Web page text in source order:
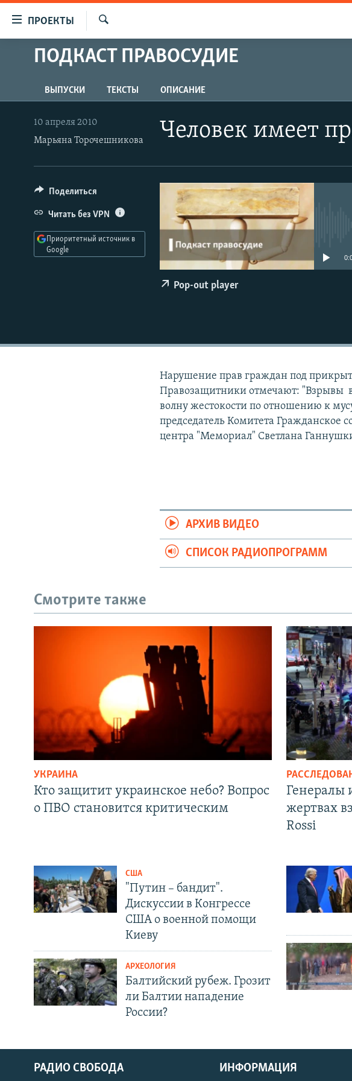
упрощенного
Вернуться
к
основному
содержанию
навигации
Вернутся
ПРОЕКТЫ
ПРОГРАММЫ
АВТОРСКИЕ ПРОЕКТЫ
ЦИТАТЫ СВОБОДЫ
МНЕНИЯ
КУЛЬТУРА
IDEL.РЕАЛИИ
КАВКАЗ.РЕАЛИИ
СЕВЕР.РЕАЛИИ
СИБИРЬ.РЕАЛИИ
ПОДКАСТ ПРАВОСУДИЕ
ВЫПУСКИ ТЕКСТЫ ОПИСАНИЕ
Человек имеет
10 апреля 2010
Марьяна Торочешникова
Pop-out player
Поделиться
Читать без VPN
Приоритетный источник в
Google
Нарушение прав граждан под
Правозащитники отмечают: "Взрывы
волну жестокости по отношению к
председатель Комитета Гражданское
центра "Мемориал" Светлана
АРХИВ ВИДЕО
СПИСОК РАДИОПРОГРАММ
Смотрите также
УКРАИНА
Кто защитит украинское небо? Вопрос
о ПВО становится критическим
Генералы
жертвах
Rossi
США
"Путин – бандит".
Дискуссии в Конгрессе
США о военной помощи
Киеву
АРХЕОЛОГИЯ
Балтийский рубеж. Грозит
ли Балтии нападение
России?
РАДИО СВОБОДА ИНФОРМАЦИЯ